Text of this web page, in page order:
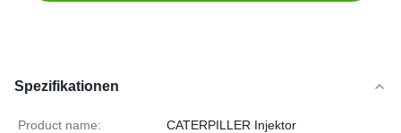
Spezifikationen
Product name: CATERPILLER Injektor